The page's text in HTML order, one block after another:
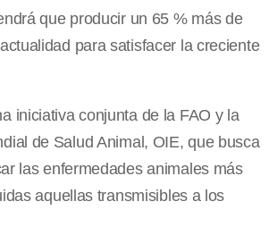
que producir un 65 % más de
para satisfacer la creciente
iniciativa conjunta de la FAO y la
de Salud Animal, OIE, que busca
las enfermedades animales más
aquellas transmisibles a los